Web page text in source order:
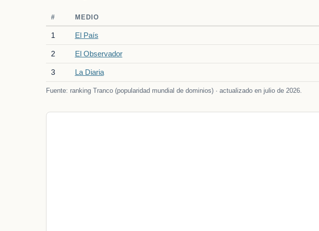
# MEDIO
1 El País
2 El Observador
3 La Diaria
Fuente: ranking Tranco (popularidad mundial de dominios) · actualizado en julio de 2026.